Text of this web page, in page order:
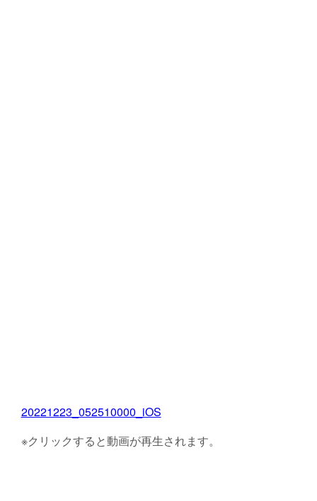
20221223_052510000_iOS
※クリックすると動画が再生されます。